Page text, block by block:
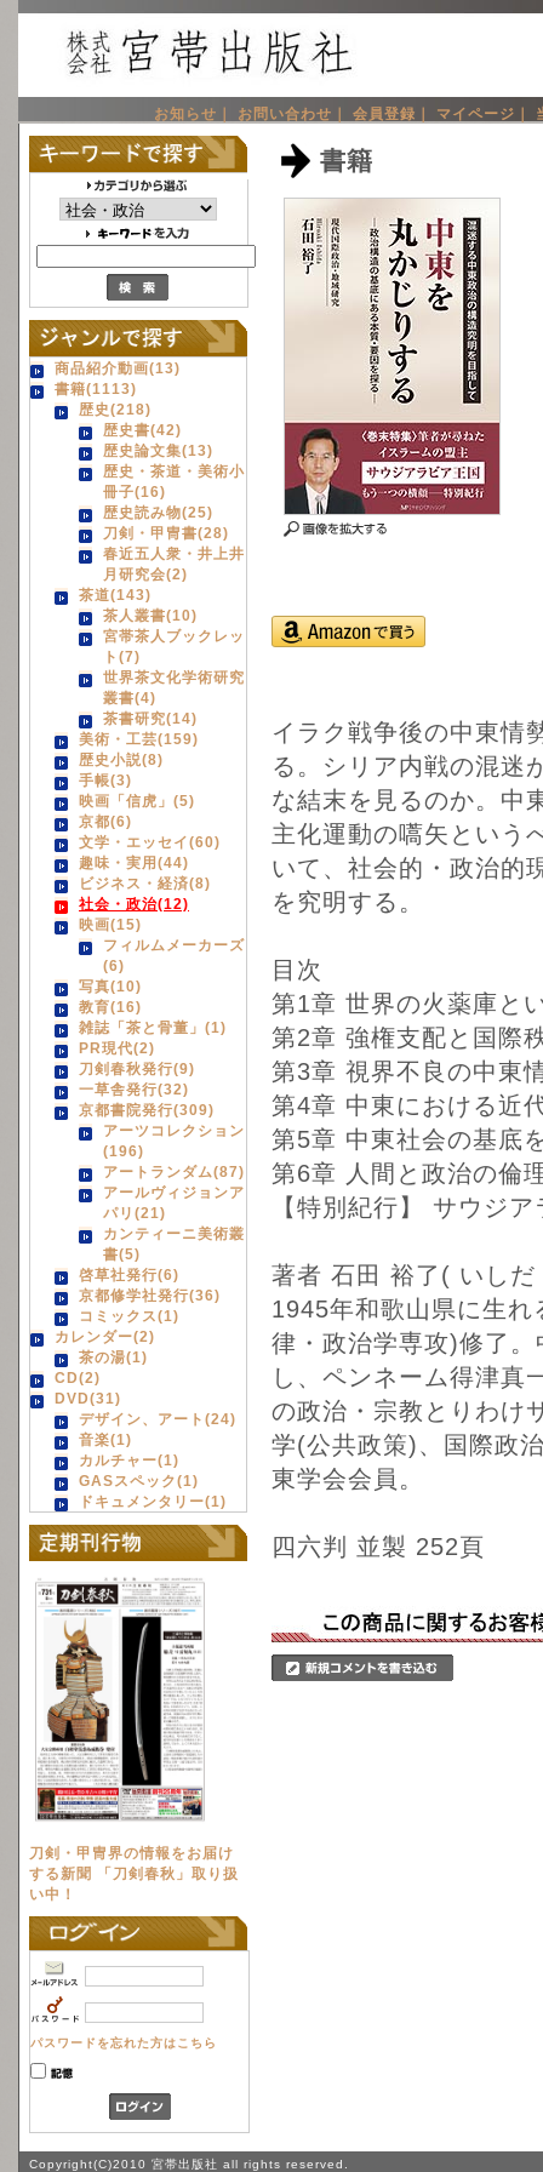
お知らせ｜ お問い合わせ｜ 会員登録｜ マイページ｜
商品紹介動画(13)
書籍(1113)
歴史(218)
歴史書(42)
歴史論文集(13)
歴史・茶道・美術小
冊子(16)
歴史読み物(25)
刀剣・甲冑書(28)
春近五人衆・井上井
月研究会(2)
茶道(143)
茶人叢書(10)
宮帯茶人ブックレッ
ト(7)
世界茶文化学術研究
叢書(4)
茶書研究(14)
美術・工芸(159)
歴史小説(8)
手帳(3)
映画「信虎」(5)
京都(6)
文学・エッセイ(60)
趣味・実用(44)
ビジネス・経済(8)
社会・政治(12)
映画(15)
フィルムメーカーズ
(6)
写真(10)
教育(16)
雑誌「茶と骨董」(1)
PR現代(2)
刀剣春秋発行(9)
一草舎発行(32)
京都書院発行(309)
アーツコレクション
(196)
アートランダム(87)
アールヴィジョンア
パリ(21)
カンティーニ美術叢
書(5)
啓草社発行(6)
京都修学社発行(36)
コミックス(1)
カレンダー(2)
茶の湯(1)
CD(2)
DVD(31)
デザイン、アート(24)
音楽(1)
カルチャー(1)
GASスペック(1)
ドキュメンタリー(1)
刀剣・甲冑界の情報をお届け
する新聞 「刀剣春秋」取り扱
い中！
パスワードを忘れた方はこちら
書籍
イラク戦争後の中東情
る。シリア内戦の混迷
な結末を見るのか。中
主化運動の嚆矢という
いて、社会的・政治的
を究明する。
目次
第1章 世界の火薬庫と
第2章 強権支配と国際
第3章 視界不良の中東
第4章 中東における近
第5章 中東社会の基底
第6章 人間と政治の倫
【特別紀行】 サウジ
著者 石田 裕了( いしだ
1945年和歌山県に生
律・政治学専攻)修了
し、ペンネーム得津真
の政治・宗教とりわけ
学(公共政策)、国際政
東学会会員。
四六判 並製 252頁
Copyright(C)2010 宮帯出版社 all rights reserved.